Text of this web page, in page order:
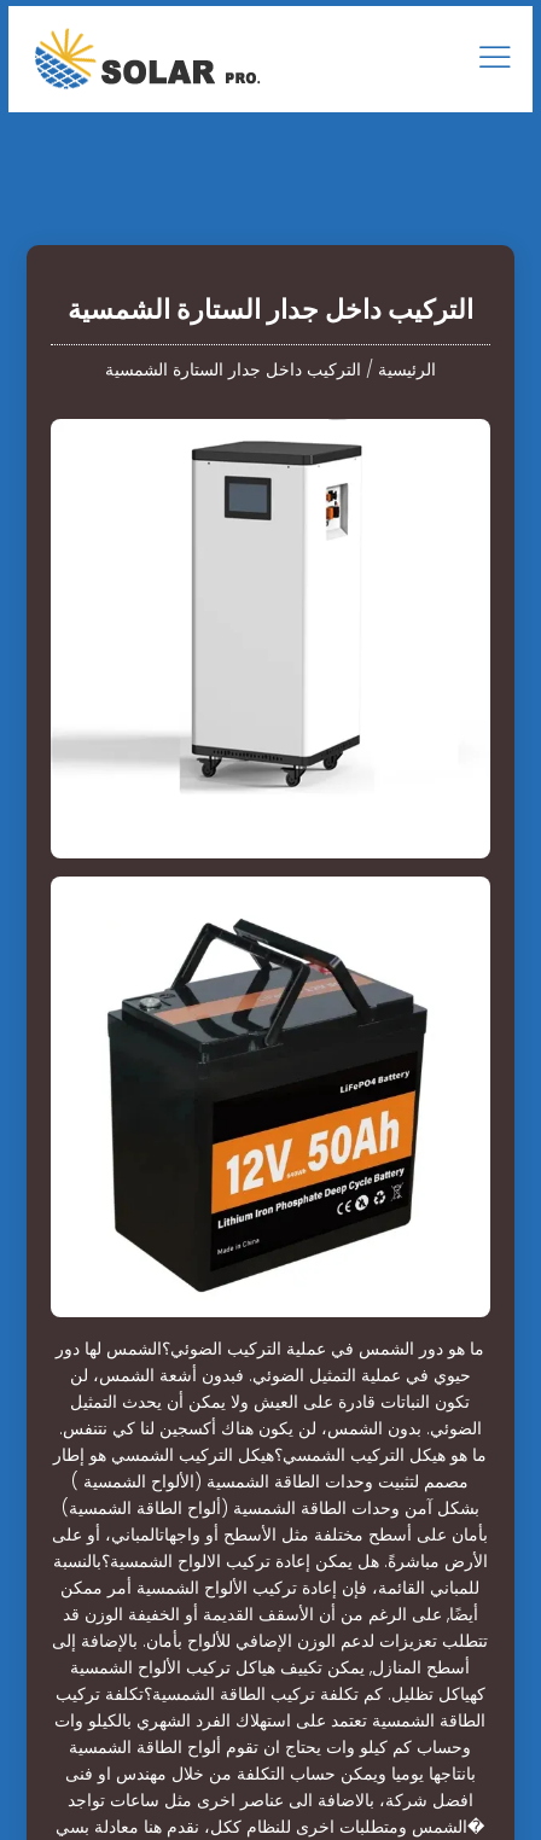
التركيب داخل جدار الستارة الشمسية
الرئيسية / التركيب داخل جدار الستارة الشمسية
ما هو دور الشمس في عملية التركيب الضوئي؟الشمس لها دور
حيوي في عملية التمثيل الضوئي. فبدون أشعة الشمس، لن
تكون النباتات قادرة على العيش ولا يمكن أن يحدث التمثيل
الضوئي. بدون الشمس، لن يكون هناك أكسجين لنا كي نتنفس.
ما هو هيكل التركيب الشمسي؟هيكل التركيب الشمسي هو إطار
مصمم لتثبيت وحدات الطاقة الشمسية (الألواح الشمسية )
بشكل آمن وحدات الطاقة الشمسية (ألواح الطاقة الشمسية)
بأمان على أسطح مختلفة مثل الأسطح أو واجهاتالمباني، أو على
الأرض مباشرةً. هل يمكن إعادة تركيب الالواح الشمسية؟بالنسبة
للمباني القائمة، فإن إعادة تركيب الألواح الشمسية أمر ممكن
أيضًا, على الرغم من أن الأسقف القديمة أو الخفيفة الوزن قد
تتطلب تعزيزات لدعم الوزن الإضافي للألواح بأمان. بالإضافة إلى
أسطح المنازل, يمكن تكييف هياكل تركيب الألواح الشمسية
كهياكل تظليل. كم تكلفة تركيب الطاقة الشمسية؟تكلفة تركيب
الطاقة الشمسية تعتمد على استهلاك الفرد الشهري بالكيلو وات
وحساب كم كيلو وات يحتاج ان تقوم ألواح الطاقة الشمسية
بانتاجها يوميا ويمكن حساب التكلفة من خلال مهندس او فنى
افضل شركة، بالاضافة الى عناصر اخرى مثل ساعات تواجد
الشمس ومتطلبات اخرى للنظام ككل، نقدم هنا معادلة بسي�